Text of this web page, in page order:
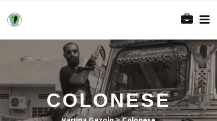
COLONESE